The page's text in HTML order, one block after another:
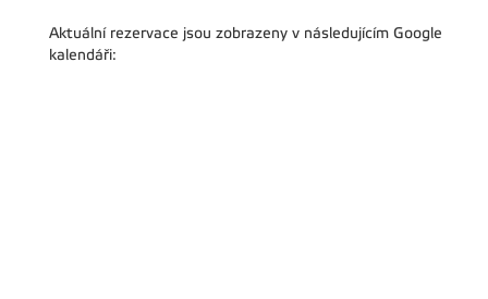
Aktuální rezervace jsou zobrazeny v následujícím Google
kalendáři: